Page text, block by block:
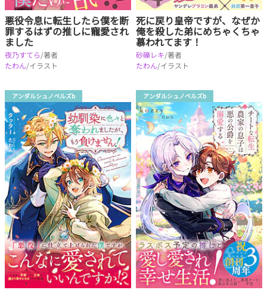
悪役令息に転生したら僕を断
罪するはずの推しに寵愛され
ました
夜乃すてら/著者
たわん/イラスト
死に戻り皇帝ですが、なぜか
俺を殺した弟にめちゃくちゃ
慕われてます！
砂礫レキ/著者
たわん/イラスト
アンダルシュノベルズb アンダルシュノベルズb